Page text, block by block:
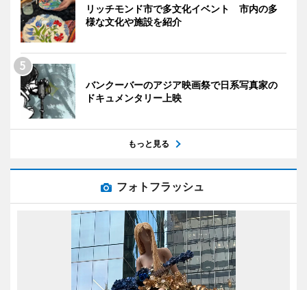
リッチモンド市で多文化イベント 市内の多
様な文化や施設を紹介
バンクーバーのアジア映画祭で日系写真家の
ドキュメンタリー上映
もっと見る
フォトフラッシュ